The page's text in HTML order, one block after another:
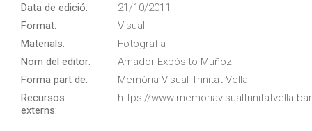
Data de edició:
21/10/2011
Format:
Visual
Materials:
Fotografia
Nom del editor:
Amador Expósito Muñoz
Forma part de:
Memòria Visual Trinitat Vella
Recursos
externs:
https://